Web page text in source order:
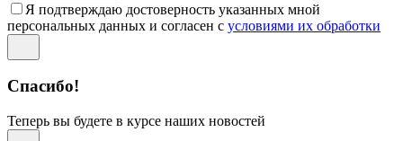
Я подтверждаю достоверность указанных мной
персональных данных и согласен с условиями их обработки
Спасибо!
Теперь вы будете в курсе наших новостей